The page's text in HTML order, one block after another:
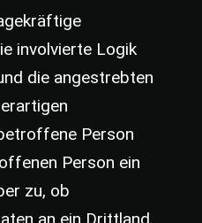
involvierte Logik
die angestrebten
Person
Person ein
zu, ob